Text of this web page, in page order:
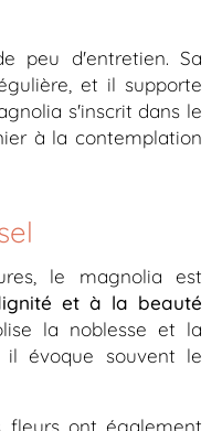
peu d'entretien. Sa
et il supporte
s'inscrit dans le
à la contemplation
le magnolia est
et à la beauté
la noblesse et la
il évoque souvent le
fleurs ont également